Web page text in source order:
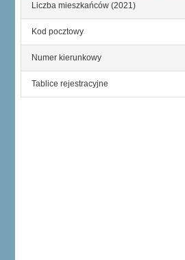
Liczba mieszkańców (2021)
Kod pocztowy
Numer kierunkowy
Tablice rejestracyjne